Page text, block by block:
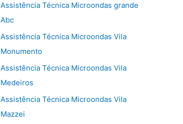
Assistência Técnica Microondas grande
Abc
Assistência Técnica Microondas Vila
Monumento
Assistência Técnica Microondas Vila
Medeiros
Assistência Técnica Microondas Vila
Mazzei